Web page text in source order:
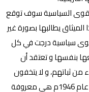
السياسية سوف توقع
يطالبها بصورة غير
سياسية درجت في كل
بنفسها و تعتقد أن
من ثباتهم، و لا يتخفون
وراء أصبعهم،و يدركون أن كل تكتيكاتهم منذ عام 1946م هي معروفة